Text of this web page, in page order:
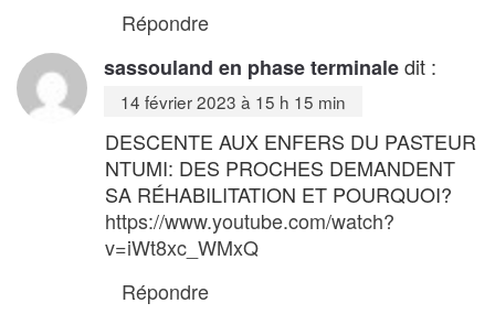
Répondre
sassouland en phase terminaledit :
14 février 2023 à 15 h 15 min
DESCENTE AUX ENFERS DU PASTEUR
NTUMI: DES PROCHES DEMANDENT
SA RÉHABILITATION ET POURQUOI?
https://www.youtube.com/watch?
v=iWt8xc_WMxQ
Répondre